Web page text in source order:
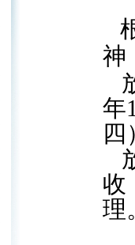
神
年
四
收
理